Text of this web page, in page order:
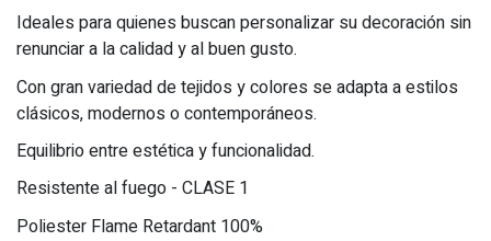
Ideales para quienes buscan personalizar su decoración sin
renunciar a la calidad y al buen gusto.
Con gran variedad de tejidos y colores se adapta a estilos
clásicos, modernos o contemporáneos.
Equilibrio entre estética y funcionalidad.
Resistente al fuego - CLASE 1
Poliester Flame Retardant 100%